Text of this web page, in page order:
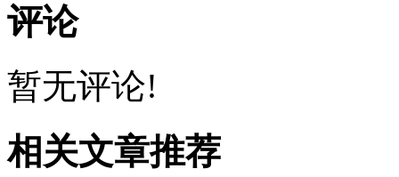
评论
暂无评论!
相关文章推荐